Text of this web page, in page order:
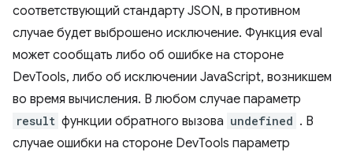
соответствующий стандарту JSON, в противном
случае будет выброшено исключение. Функция eval
может сообщать либо об ошибке на стороне
DevTools, либо об исключении JavaScript, возникшем
во время вычисления. В любом случае параметр
result функции обратного вызова undefined . В
случае ошибки на стороне DevTools параметр